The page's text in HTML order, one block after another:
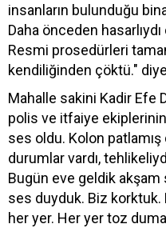
insanların bulunduğu
Daha önceden
Resmi prosedürleri
kendiliğinden çöktü."
Mahalle sakini Kadir Efe
polis ve itfaiye
ses oldu. Kolon patlamış
durumlar vardı,
Bugün eve geldik
ses duyduk. Biz korktuk.
her yer. Her yer toz